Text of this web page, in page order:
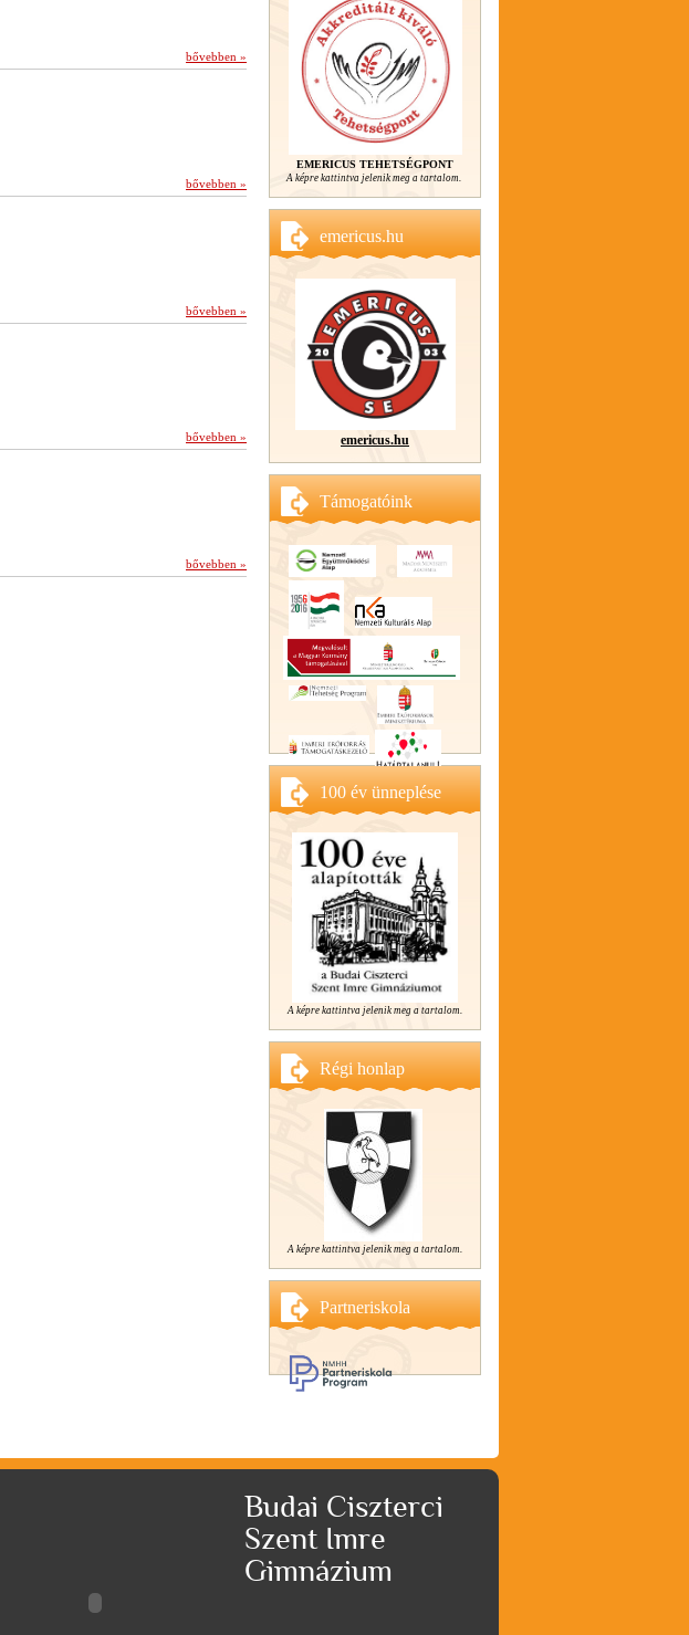
bővebben »
bővebben »
bővebben »
bővebben »
bővebben »
EMERICUS TEHETSÉGPONT
A képre kattintva jelenik meg a tartalom.
emericus.hu
emericus.hu
Támogatóink
100 év ünneplése
A képre kattintva jelenik meg a tartalom.
Régi honlap
A képre kattintva jelenik meg a tartalom.
Partneriskola
Budai Ciszterci
Szent Imre
Gimnázium